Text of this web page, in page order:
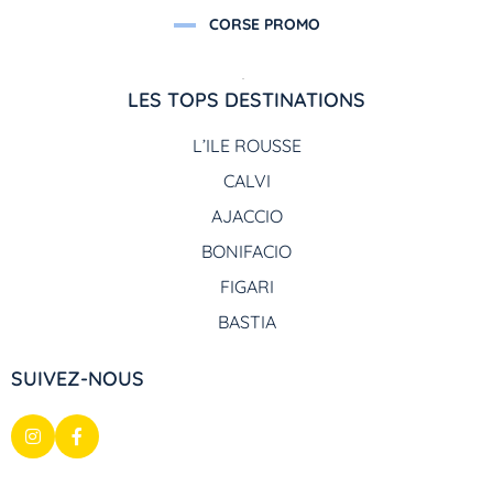
CORSE PROMO
LES TOPS DESTINATIONS
L’ILE ROUSSE
CALVI
AJACCIO
BONIFACIO
FIGARI
BASTIA
SUIVEZ-NOUS